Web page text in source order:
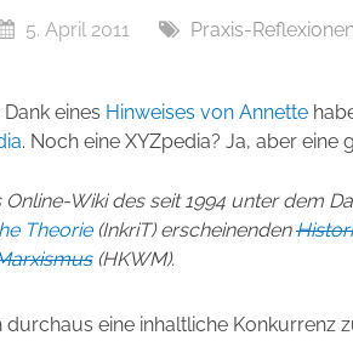
5. April 2011 Praxis-Reflexionen
eines Hinweises von Annette
. Noch eine XYZpedia? Ja, aber eine
Online-Wiki des seit 1994 unter dem
Theorie(InkriT) erscheinenden
(HKWM).
durchaus eine inhaltliche Konkurrenz